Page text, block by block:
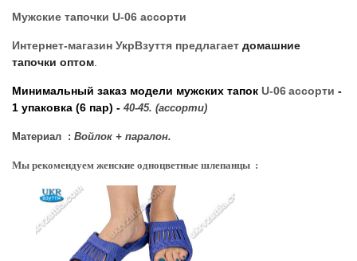
Мужские тапочки U-06 ассорти
Интернет-магазин УкрВзуття предлагает домашние
тапочки оптом
Минимальный заказ модели мужских тапок U-06ассорти -
1 упаковка (6 пар) - 40-45. (ассорти)
Материал : Войлок + паралон.
Мы рекомендуем женские одноцветные шлепанцы :